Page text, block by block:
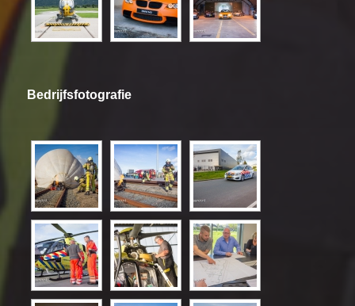
Bedrijfsfotografie